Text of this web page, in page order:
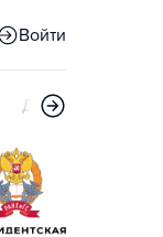
Войти
Дни открытых